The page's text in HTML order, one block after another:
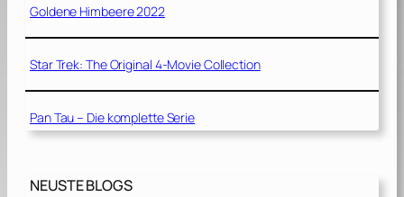
Goldene Himbeere 2022
Star Trek: The Original 4-Movie Collection
Pan Tau – Die komplette Serie
NEUSTE BLOGS